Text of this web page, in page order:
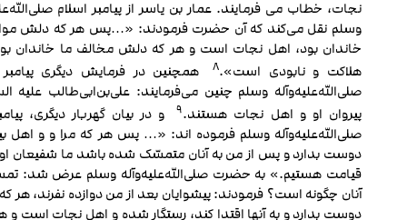
نجات، خطاب می فرمایند. عمار بن یاسر از پیامبر اسلام
وسلم نقل می‌کند که آن حضرت فرمودند: «…پس هر که دلش
خاندان بود، اهل نجات است و هر که دلش مخالف ما خاندان
هلاکت و نابودی است».۸
همچنین در فرمایش دیگری پیامبر
صلی‌الله‌علیه‌وآله وسلم چنین می‌فرمایند: علی‌بن‌ابی‌طالب علیه
پیروان او و اهل نجات هستند.۹و در بیان گهربار دیگری،
صلی‌الله‌علیه‌وآله وسلم فرموده اند: «… پس هر که مرا و و اهل
دوست بدارد و پس از من به آنان متمسّک شده باشد ما شفیعان او
قیامت هستیم.» به حضرت صلی‌الله‌علیه‌وآله وسلم عرض شد:
آنان چگونه است؟ فرمودند: پیشوایان بعد از من دوازده نفرند، هر که
دوست بدارد و به آن‏ها اقتدا کند، رستگار شده و اهل نجات است و